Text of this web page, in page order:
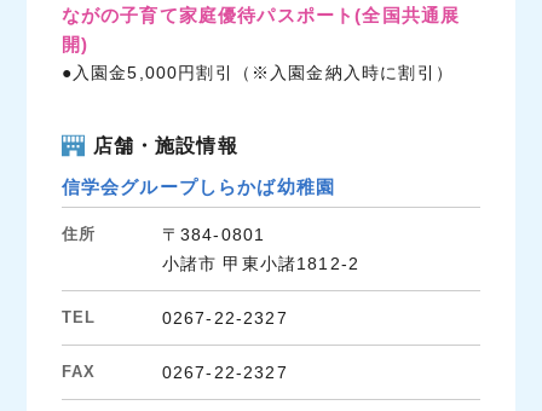
b
o
t
r
ながの子育て家庭優待パスポート(全国共通展
開)
●入園金5,000円割引（※入園金納入時に割引）
店舗・施設情報
信学会グループしらかば幼稚園
住所
〒384-0801
小諸市 甲東小諸1812-2
TEL 0267-22-2327
FAX 0267-22-2327